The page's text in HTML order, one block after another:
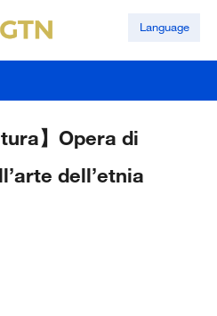
Language
】Opera di
dell’etnia